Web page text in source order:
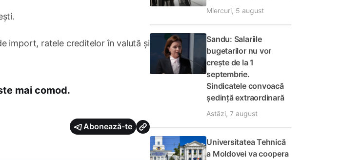
import, ratele creditelor în valută și
mai comod.
Abonează-te
Miercuri, 5 august
Sandu: Salariile
bugetarilor nu vor
crește de la 1
septembrie.
Sindicatele convoacă
ședință extraordinară
Astăzi, 7 august
Universitatea Tehnică
a Moldovei va coopera